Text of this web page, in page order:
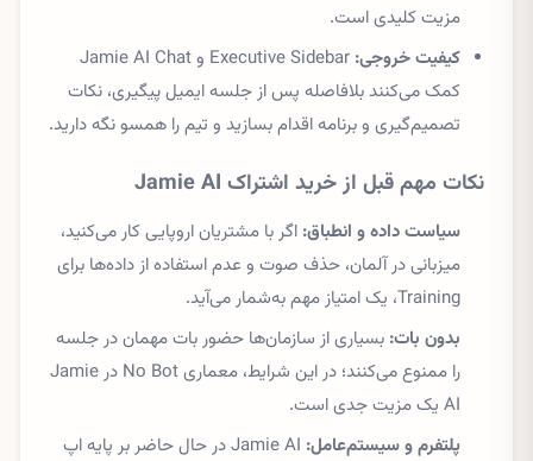
مزیت کلیدی است.
کیفیت خروجی:
Executive Sidebar و Jamie AI Chat
کمک می‌کنند بلافاصله پس از جلسه ایمیل پیگیری، نکات
تصمیم‌گیری و برنامه اقدام بسازید و تیم را همسو نگه دارید.
نکات مهم قبل از خرید اشتراک Jamie AI
سیاست داده و انطباق: اگر با مشتریان اروپایی کار می‌کنید،
میزبانی در آلمان، حذف صوت و عدم استفاده از داده‌ها برای
Training، یک امتیاز مهم به‌شمار می‌آید.
بدون بات: بسیاری از سازمان‌ها حضور بات مهمان در جلسه
را ممنوع می‌کنند؛ در این شرایط، معماری No Bot در Jamie
AI یک مزیت جدی است.
پلتفرم و سیستم‌عامل:
Jamie AI در حال حاضر بر پایه اپ